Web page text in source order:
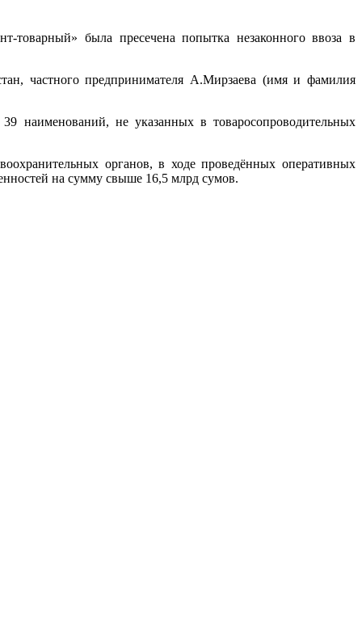
товарный» была пресечена попытка незаконного ввоза в
частного предпринимателя А.Мирзаева (имя и фамилия
наименований, не указанных в товаросопроводительных
органов, в ходе проведённых оперативных
на сумму свыше 16,5 млрд сумов.